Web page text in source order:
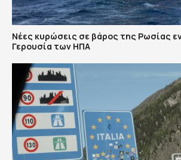
Νέες κυρώσεις σε βάρος της Ρωσίας
Γερουσία των ΗΠΑ